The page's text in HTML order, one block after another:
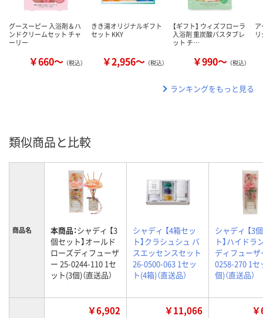
グースーピー 入浴剤＆ハ
ンドクリームセット チャ
ーリー
￥660～ （税込）
きき湯オリジナルギフト
セット KKY
￥2,956～ （税込）
【ギフト】 ウィズフローラ
入浴剤 重炭酸バスタブレ
ット チ…
￥990～ （税込）
ランキングをもっと見る
類似商品と比較
商品名 本商品：シャディ 【3
個セット】オールド
ローズディフューザ
ー 25-0244-110 1セ
ット(3個)（直送品）
シャディ 【4箱セッ
ト】クラシュシュ バ
スエッセンスセット
26-0500-063 1セッ
ト(4箱)（直送品）
シャディ 【3
ト】ハイドラ
ディフューザ
0258-270 1セ
個)（直送品）
￥6,902 ￥11,066